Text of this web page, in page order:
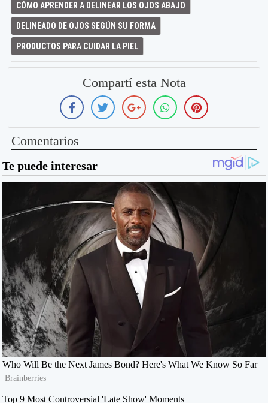
CÓMO APRENDER A DELINEAR LOS OJOS ABAJO
DELINEADO DE OJOS SEGÚN SU FORMA
PRODUCTOS PARA CUIDAR LA PIEL
Compartí esta Nota
Comentarios